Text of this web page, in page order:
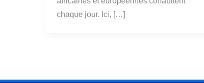
chaque jour. Ici, […]